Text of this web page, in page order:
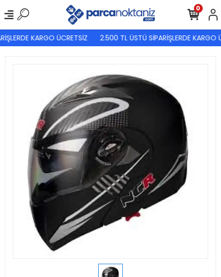
KARGO ÜCRETSİZ 2.500 TL ÜSTÜ SİPARİŞLERDE KARGO
0